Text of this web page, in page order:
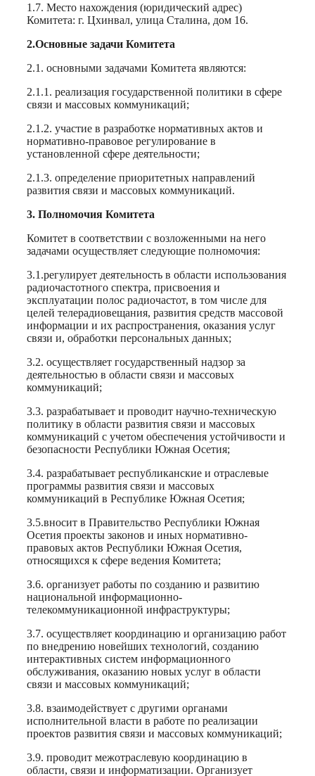
1.7. Место нахождения (юридический адрес)
Комитета: г. Цхинвал, улица Сталина, дом 16.
2.Основные задачи Комитета
2.1. основными задачами Комитета являются:
2.1.1. реализация государственной политики в сфере
связи и массовых коммуникаций;
2.1.2. участие в разработке нормативных актов и
нормативно-правовое регулирование в
установленной сфере деятельности;
2.1.3. определение приоритетных направлений
развития связи и массовых коммуникаций.
3. Полномочия Комитета
Комитет в соответствии с возложенными на него
задачами осуществляет следующие полномочия:
3.1.регулирует деятельность в области использования
радиочастотного спектра, присвоения и
эксплуатации полос радиочастот, в том числе для
целей телерадиовещания, развития средств массовой
информации и их распространения, оказания услуг
связи и, обработки персональных данных;
3.2. осуществляет государственный надзор за
деятельностью в области связи и массовых
коммуникаций;
3.3. разрабатывает и проводит научно-техническую
политику в области развития связи и массовых
коммуникаций с учетом обеспечения устойчивости и
безопасности Республики Южная Осетия;
3.4. разрабатывает республиканские и отраслевые
программы развития связи и массовых
коммуникаций в Республике Южная Осетия;
3.5.вносит в Правительство Республики Южная
Осетия проекты законов и иных нормативно-
правовых актов Республики Южная Осетия,
относящихся к сфере ведения Комитета;
З.6. организует работы по созданию и развитию
национальной информационно-
телекоммуникационной инфраструктуры;
3.7. осуществляет координацию и организацию работ
по внедрению новейших технологий, созданию
интерактивных систем информационного
обслуживания, оказанию новых услуг в области
связи и массовых коммуникаций;
3.8. взаимодействует с другими органами
исполнительной власти в работе по реализации
проектов развития связи и массовых коммуникаций;
3.9. проводит межотраслевую координацию в
области, связи и информатизации. Организует